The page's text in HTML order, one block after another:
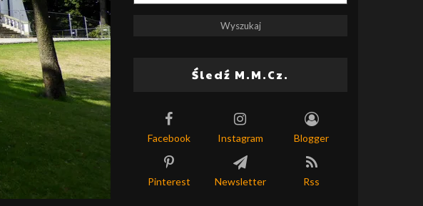
Śledź M.M.Cz.
Facebook Instagram Blogger
Pinterest Newsletter Rss